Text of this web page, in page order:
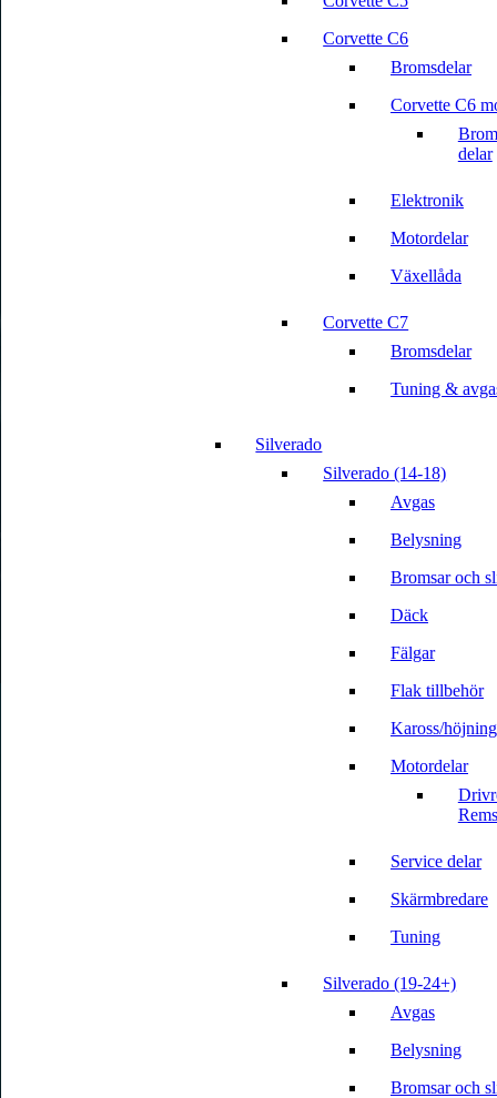
Corvette C6
Bromsdelar
Corvette C6
delar
Elektronik
Motordelar
Växellåda
Corvette C7
Bromsdelar
Tuning &
Silverado
Silverado (14-18)
Avgas
Belysning
Bromsar och
Däck
Fälgar
Flak tillbehör
Kaross/höjning
Motordelar
Service delar
Skärmbredare
Tuning
Silverado (19-24+)
Avgas
Belysning
Bromsar och